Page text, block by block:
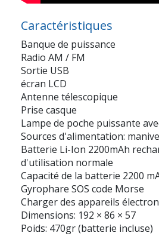
Caractéristiques
Banque de puissance
Radio AM / FM
Sortie USB
écran LCD
Antenne télescopique
Prise casque
Lampe de poche puissante
Sources d'alimentation:
Batterie Li-Ion 2200mAh
d'utilisation normale
Capacité de la batterie 2200
Gyrophare SOS code Morse
Charger des appareils
Dimensions: 192 × 86 × 57
Poids: 470gr (batterie incluse)